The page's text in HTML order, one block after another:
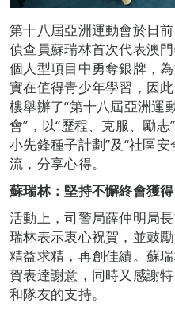
第十八屆亞洲運動會於日
偵查員蘇瑞林首次代表澳
個人型項目中勇奪銀牌，
實在值得青少年學習，因
樓舉辦了“第十八屆亞洲運
會”，以“歷程、克服、勵
小先鋒種子計劃”及“社區
流，分享心得。
蘇瑞林：堅持不懈終會獲
活動上，司警局薛仲明局
瑞林表示衷心祝賀，並鼓
精益求精，再創佳績。蘇
賀表達謝意，同時又感謝
和隊友的支持。